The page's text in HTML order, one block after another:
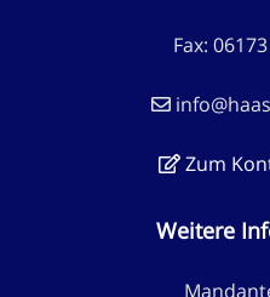
Fax:
Zum
Weitere